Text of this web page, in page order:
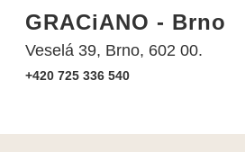
GRACiANO - Brno
Veselá 39, Brno, 602 00.
+420 725 336 540